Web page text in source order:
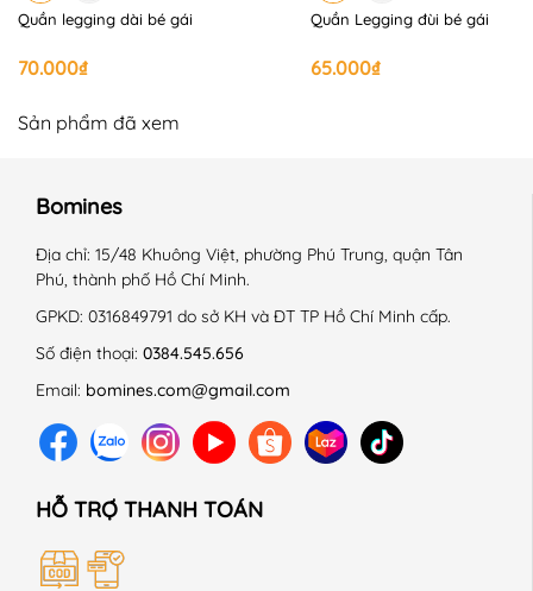
#Bomines #quanaotreem #thoitrangtreem #begai
Quần legging dài bé gái
70.000₫
Quần Legging đùi bé gái
65.000₫
Sản phẩm đã xem
Bomines
Địa chỉ: 15/48 Khuông Việt, phường Phú Trung, quận Tân
Phú, thành phố Hồ Chí Minh.
GPKD: 0316849791 do sở KH và ĐT TP Hồ Chí Minh cấp.
Số điện thoại: 0384.545.656
Email: bomines.com@gmail.com
HỖ TRỢ THANH TOÁN